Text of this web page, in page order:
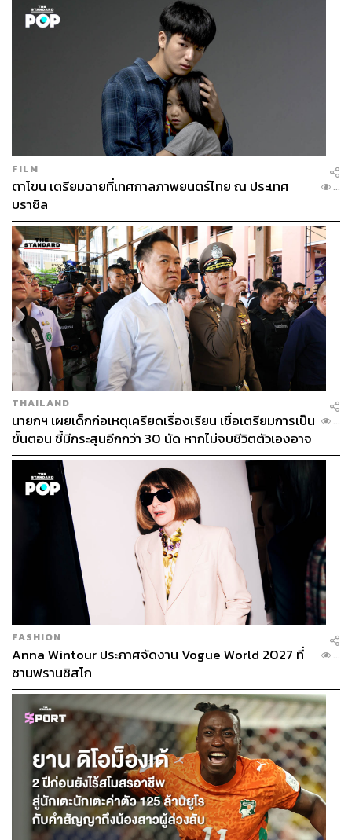
FILM
ตาโขน เตรียมฉายที่เทศกาลภาพยนตร์ไทย ณ ประเทศ
บราซิล
...
THAILAND
นายกฯ เผยเด็กก่อเหตุเครียดเรื่องเรียน เชื่อเตรียมการเป็น
ขั้นตอน ชี้มีกระสุนอีกกว่า 30 นัด หากไม่จบชีวิตตัวเองอาจ
สูญเสียเพิ่ม
...
FASHION
Anna Wintour ประกาศจัดงาน Vogue World 2027 ที่
ซานฟรานซิสโก
...